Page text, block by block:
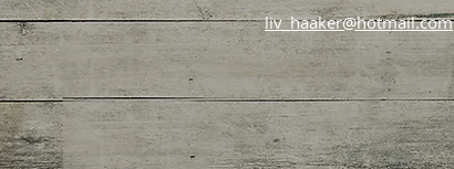
liv_haaker@hotmail.com